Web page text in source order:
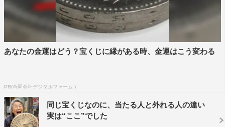
だが、実は“いつ辞めてもかまわない”と思いながら俳優を
続けてきたと明かす。その唯一無二の俳優人生に有働キャ
スターが迫る。
子役時代を含めると、今年、俳優活動60周年となる水谷。
てきたと話す。「19歳のとき、この世界を一度、辞めたん
ですね。普通の世界というか、何か“自分の世界”を探しま
すと言って、（関係者に）あいさつして…」。しかし、大
あなたの金運はどう？宝くじに縁がある時、金運はこう変わる
PR(合同会社デジタルファーム )
同じ宝くじなのに、当たる人と外れる人の違い
実は“ここ”でした